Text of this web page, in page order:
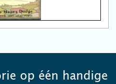
op één handige